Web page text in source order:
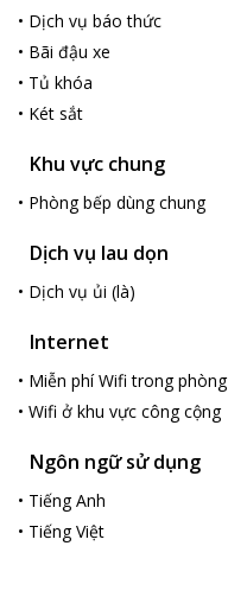
• Dịch vụ báo thức
• Bãi đậu xe
• Tủ khóa
• Két sắt
Khu vực chung
• Phòng bếp dùng chung
Dịch vụ lau dọn
• Dịch vụ ủi (là)
Internet
• Miễn phí Wifi trong phòng
• Wifi ở khu vực công cộng
Ngôn ngữ sử dụng
• Tiếng Anh
• Tiếng Việt